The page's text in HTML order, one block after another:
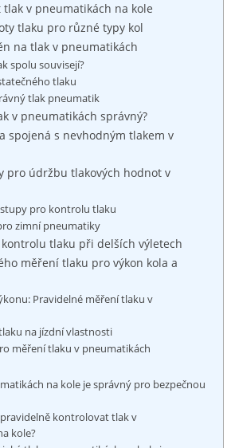
tlak v pneumatikách na kole
tlaku pro různé typy kol
na tlak v pneumatikách
spolu souvisejí?
tlaku
tlak pneumatik
v pneumatikách správný?
spojená s nevhodným tlakem v
pro údržbu tlakových hodnot v
pro kontrolu tlaku
zimní pneumatiky
tlaku při delších výletech
měření tlaku pro výkon kola a
Pravidelné měření tlaku v
na jízdní vlastnosti
měření tlaku v pneumatikách
na kole je správný pro bezpečnou
kontrolovat tlak v
kole?